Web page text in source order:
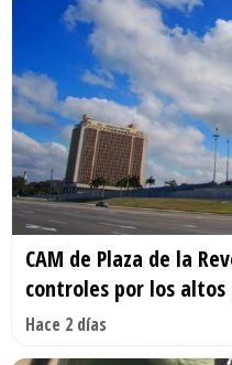
CAM de Plaza de la
controles por los altos
Hace 2 días